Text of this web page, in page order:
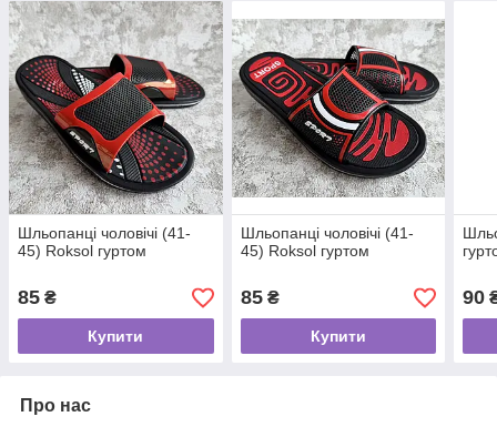
Шльопанці чоловічі (41-
45) Roksol гуртом
85 ₴
Купити
Шльопанці чоловічі (41-
45) Roksol гуртом
85₴
Купити
90
Про нас